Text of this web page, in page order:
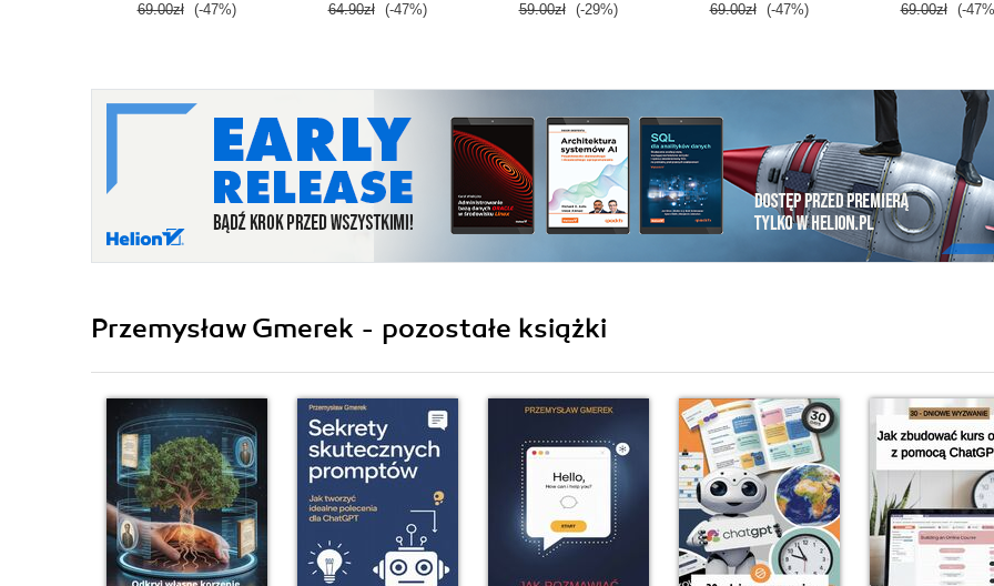
69.00zł (-47%) 64.90zł (-47%) 59.00zł (-29%) 69.00zł (-47%) 69.00zł (-
Przemysław Gmerek - pozostałe książki